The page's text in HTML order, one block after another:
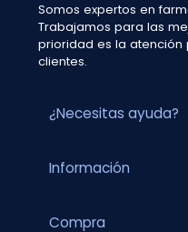
Somos expertos en
Trabajamos para las
prioridad es la atención
clientes.
¿Necesitas ayuda?
Información
Compra